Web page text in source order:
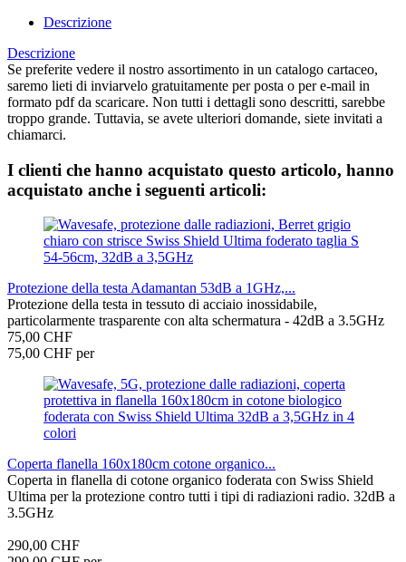
Descrizione
Descrizione
Se preferite vedere il nostro assortimento in un catalogo cartaceo,
saremo lieti di inviarvelo gratuitamente per posta o per e-mail in
formato pdf da scaricare. Non tutti i dettagli sono descritti, sarebbe
troppo grande. Tuttavia, se avete ulteriori domande, siete invitati a
chiamarci.
I clienti che hanno acquistato questo articolo, hanno
acquistato anche i seguenti articoli:
Protezione della testa Adamantan 53dB a 1GHz,...
Protezione della testa in tessuto di acciaio inossidabile,
particolarmente trasparente con alta schermatura - 42dB a 3.5GHz
75,00 CHF
75,00 CHF per
Coperta flanella 160x180cm cotone organico...
Coperta in flanella di cotone organico foderata con Swiss Shield
Ultima per la protezione contro tutti i tipi di radiazioni radio. 32dB a
3.5GHz
290,00 CHF